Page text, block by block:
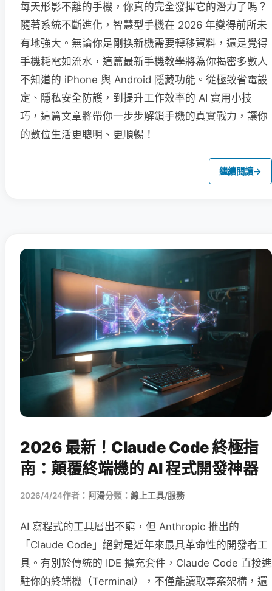
每天形影不離的手機，你真的完全發揮它的潛力了嗎？
隨著系統不斷進化，智慧型手機在 2026 年變得前所未
有地強大。無論你是剛換新機需要轉移資料，還是覺得
手機耗電如流水，這篇最新手機教學將為你揭密多數人
不知道的 iPhone 與 Android 隱藏功能。從極致省電設
定、隱私安全防護，到提升工作效率的 AI 實用小技
巧，這篇文章將帶你一步步解鎖手機的真實戰力，讓你
的數位生活更聰明、更順暢！
繼續閱讀→
2026 最新！Claude Code 終極指
南：顛覆終端機的 AI 程式開發神器
2026/4/24作者： 阿湯分類： 線上工具/服務
AI 寫程式的工具層出不窮，但 Anthropic 推出的
「Claude Code」絕對是近年來最具革命性的開發者工
具。有別於傳統的 IDE 擴充套件，Claude Code 直接進
駐你的終端機（Terminal），不僅能讀取專案架構，還